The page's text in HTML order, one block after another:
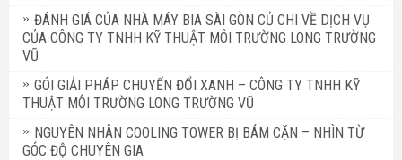
ĐÁNH GIÁ CỦA NHÀ MÁY BIA SÀI GÒN CỦ CHI VỀ DỊCH VỤ
CỦA CÔNG TY TNHH KỸ THUẬT MÔI TRƯỜNG LONG TRƯỜNG
VŨ
GÓI GIẢI PHÁP CHUYỂN ĐỔI XANH – CÔNG TY TNHH KỸ
THUẬT MÔI TRƯỜNG LONG TRƯỜNG VŨ
NGUYÊN NHÂN COOLING TOWER BỊ BÁM CẶN – NHÌN TỪ
GÓC ĐỘ CHUYÊN GIA